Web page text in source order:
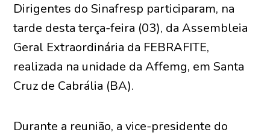
Dirigentes do Sinafresp participaram, na
tarde desta terça-feira (03), da Assembleia
Geral Extraordinária da FEBRAFITE,
realizada na unidade da Affemg, em Santa
Cruz de Cabrália (BA).
Durante a reunião, a vice-presidente do